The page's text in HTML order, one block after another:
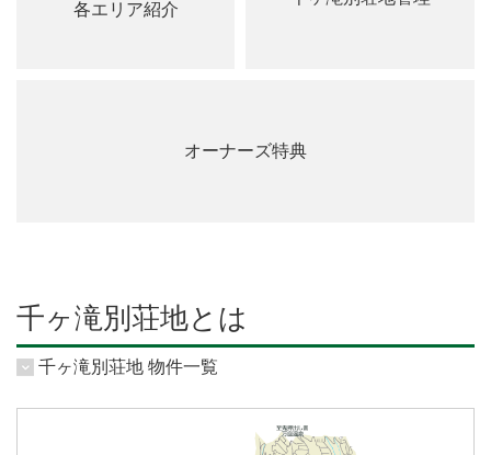
各エリア紹介
オーナーズ特典
千ヶ滝別荘地とは
千ヶ滝別荘地 物件一覧